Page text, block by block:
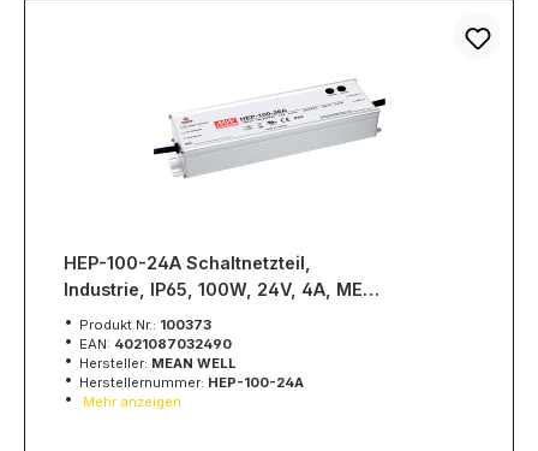
HEP-100-24A Schaltnetzteil,
Industrie, IP65, 100W, 24V, 4A, MEAN
WELL
Produkt Nr.: 100373
EAN: 4021087032490
Hersteller: MEAN WELL
Herstellernummer: HEP-100-24A
Mehr anzeigen